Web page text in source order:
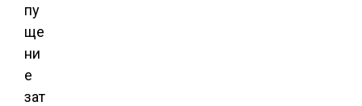
пу
ще
ни
е
зат